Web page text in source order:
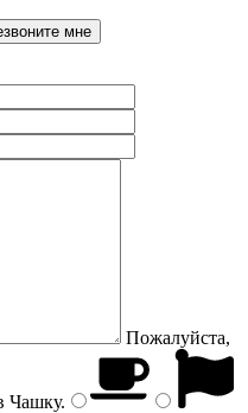
Пожалуйста,
Чашку.